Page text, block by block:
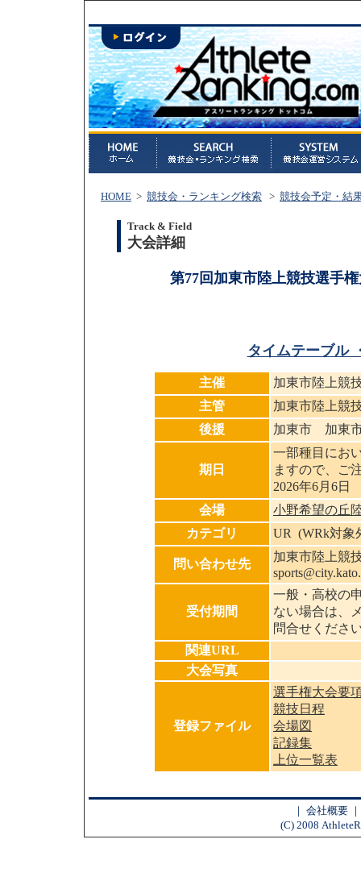
HOME > 競技会・ランキング検索 > 競技会予定・結
Track & Field
大会詳細
第77回加東市陸上競技選手
タイムテーブル
主催
加東市陸上競
主管
加東市陸上競
後援
加東市 加東
期日
一部種目にお
ますので、ご
2026年6月6日
会場
小野希望の丘
カテゴリ
UR (WRk対象
問い合わせ先
加東市陸上競
受付期間
一般・高校の
ない場合は、
問合せくださ
関連URL
大会写真
登録ファイル
選手権大会要
競技日程
会場図
記録集
上位一覧表
｜ 会社概要
(C) 2008